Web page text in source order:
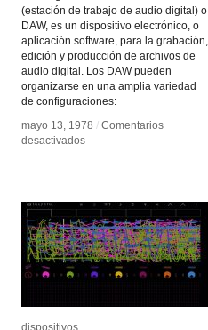
(estación de trabajo de audio digital) o
DAW, es un dispositivo electrónico, o
aplicación software, para la grabación,
edición y producción de archivos de
audio digital. Los DAW pueden
organizarse en una amplia variedad
de configuraciones:
mayo 13, 1978 / Comentarios
desactivadosen
mayo 13, 1978 / Comentarios
desactivadosen
dispositivos
dispositivos